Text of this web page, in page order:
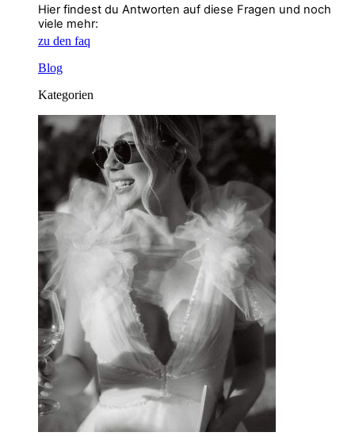
Hier findest du Antworten auf diese Fragen und noch
viele mehr:
zu den faq
Blog
Kategorien